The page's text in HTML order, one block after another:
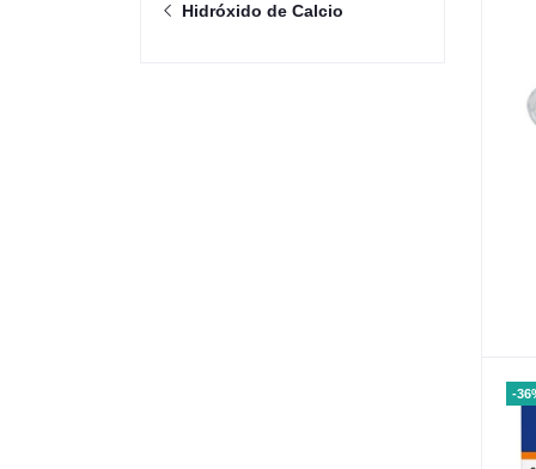
Hidróxido de Calcio
-